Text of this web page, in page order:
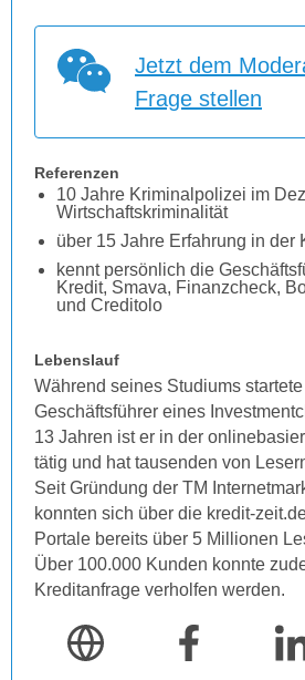
Jetzt dem
Frage stellen
Referenzen
10 Jahre Kriminalpolizei im
Wirtschaftskriminalität
über 15 Jahre Erfahrung in der
kennt persönlich die
Kredit, Smava, Finanzcheck,
und Creditolo
Lebenslauf
Während seines Studiums
Geschäftsführer eines
13 Jahren ist er in der
tätig und hat tausenden von
Seit Gründung der TM
konnten sich über die kredit-
Portale bereits über 5 Millionen
Über 100.000 Kunden konnte
Kreditanfrage verholfen werden.